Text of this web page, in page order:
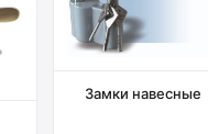
Замки навесные